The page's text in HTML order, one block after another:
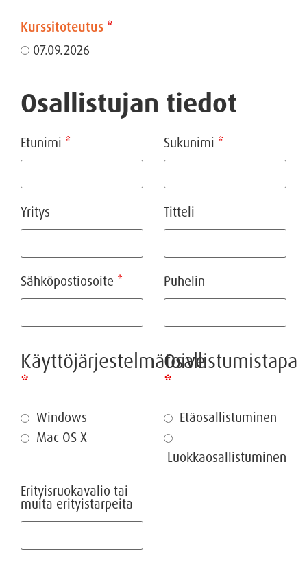
Kurssitoteutus *
07.09.2026
Osallistujan tiedot
Etunimi * Sukunimi *
Yritys Titteli
Sähköpostiosoite * Puhelin
Käyttöjärjestelmätoive
*
Windows
Mac OS X
Osallistumistapa
*
Etäosallistuminen
Luokkaosallistuminen
Erityisruokavalio tai
muita erityistarpeita